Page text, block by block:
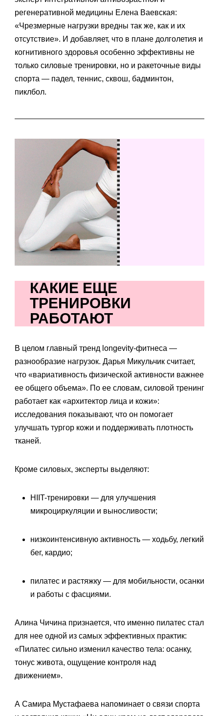
регенеративной медицины Елена Ваевская:
«Чрезмерные нагрузки вредны так же, как и их
отсутствие». И добавляет, что в плане долголетия и
когнитивного здоровья особенно эффективны не
только силовые тренировки, но и ракеточные‎ виды
спорта — падел, теннис, сквош, бадминтон,
пиклбол.
КАКИЕ ЕЩЕ
ТРЕНИРОВКИ
РАБОТАЮТ
В целом главный тренд longevity-фитнеса —
разнообразие нагрузок. Дарья Микульчик считает,
что «вариативность физической активности важнее
ее общего объема». По ее словам, силовой тренинг
работает как «архитектор лица и кожи»:
исследования показывают, что он помогает
улучшать тургор кожи и поддерживать плотность
тканей.
Кроме силовых, эксперты выделяют:
HIIT-тренировки — для улучшения
микроциркуляции и выносливости;
низкоинтенсивную активность — ходьбу, легкий
бег, кардио;
пилатес и растяжку — для мобильности, осанки
и работы с фасциями.
Алина Чичина признается, что именно пилатес стал
для нее одной из самых эффективных практик:
«Пилатес сильно изменил качество тела: осанку,
тонус живота, ощущение контроля над
движением».
А Самира Мустафаева напоминает о связи спорта